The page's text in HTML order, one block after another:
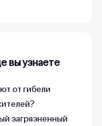
вы узнаете
от гибели
загрязненный